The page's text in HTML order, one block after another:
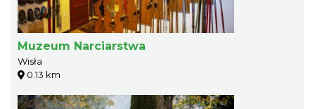
Muzeum Narciarstwa
Wisła
0.13 km